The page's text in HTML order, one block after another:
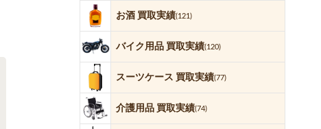
お酒 買取実績(121)
バイク用品 買取実績(120)
スーツケース 買取実績(77)
介護用品 買取実績(74)